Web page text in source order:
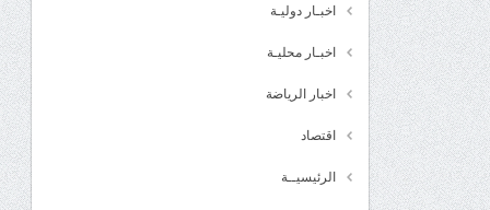
اخبـار دوليـة
اخبـار محليـة
اخبار الرياضة
اقتصاد
الرئيسيــة